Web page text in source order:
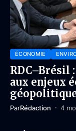
ÉCONOMIE
RDC–Brésil
aux enjeux
ParRédaction 4